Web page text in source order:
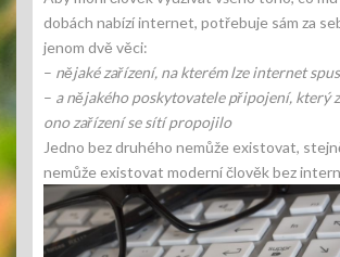
dobách nabízí internet, potřebuje sám za
jenom dvě věci:
– nějaké zařízení, na kterém lze internet
– a nějakého poskytovatele připojení, který
ono zařízení se sítí propojilo
Jedno bez druhého nemůže existovat,
nemůže existovat moderní člověk bez